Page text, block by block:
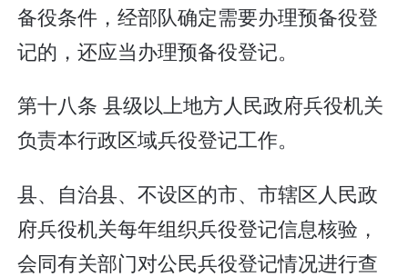
备役条件，经部队确定需要办理预备役登
记的，还应当办理预备役登记。
第十八条 县级以上地方人民政府兵役机关
负责本行政区域兵役登记工作。
县、自治县、不设区的市、市辖区人民政
府兵役机关每年组织兵役登记信息核验，
会同有关部门对公民兵役登记情况进行查